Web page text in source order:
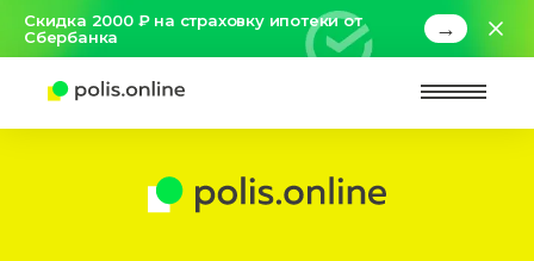
Скидка 2000 ₽ на страховку ипотеки от
Сбербанка
→